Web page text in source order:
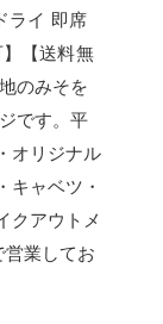
ライ 即席
【送料無
のみそを
です。平
オリジナル
ャベツ・
クアウトメ
業してお